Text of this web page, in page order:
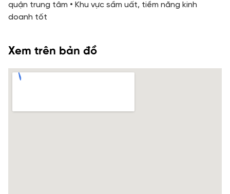
quận trung tâm • Khu vực sầm uất, tiềm năng kinh
doanh tốt
Xem trên bản đồ